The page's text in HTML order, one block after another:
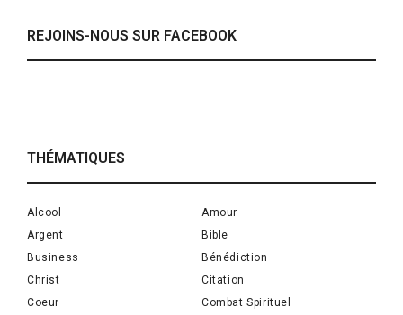
REJOINS-NOUS SUR FACEBOOK
THÉMATIQUES
Alcool
Amour
Argent
Bible
Business
Bénédiction
Christ
Citation
Coeur
Combat Spirituel